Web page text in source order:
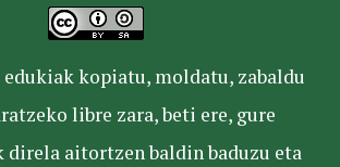
edukiak kopiatu, moldatu, zabaldu
libre zara, beti ere, gure
direla aitortzen baldin baduzu eta